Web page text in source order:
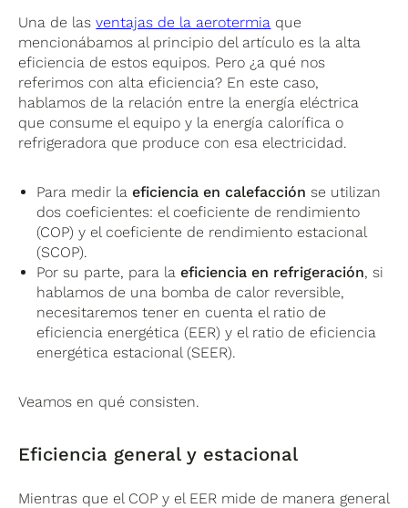
Una de lasventajas de la aerotermia que
mencionábamos al principio del artículo es la alta
eficiencia de estos equipos. Pero ¿a qué nos
referimos con alta eficiencia? En este caso,
hablamos de la relación entre la energía eléctrica
que consume el equipo y la energía calorífica o
refrigeradora que produce con esa electricidad.
Para medir laeficiencia en calefacción se utilizan
dos coeficientes: el coeficiente de rendimiento
(COP) y el coeficiente de rendimiento estacional
(SCOP).
Por su parte, para laeficiencia en refrigeración, si
hablamos de una bomba de calor reversible,
necesitaremos tener en cuenta el ratio de
eficiencia energética (EER) y el ratio de eficiencia
energética estacional (SEER).
Veamos en qué consisten.
Eficiencia general y estacional
Mientras que el COP y el EER mide de manera general